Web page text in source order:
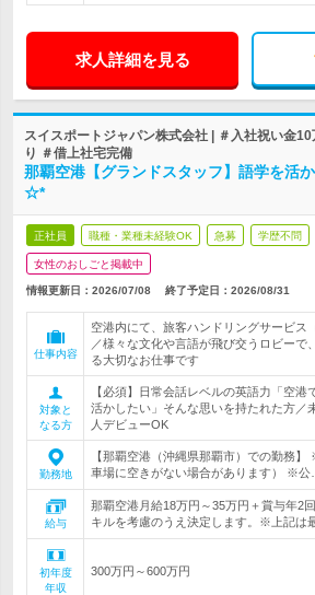
求人詳細を見る
スイスポートジャパン株式会社 | ＃入社祝い金
り ＃借上社宅完備
那覇空港【グランドスタッフ】語学を活
☆*
正社員 職種・業種未経験OK 急募 学歴不問
女性のおしごと掲載中
情報更新日：2026/07/08 終了予定日： 2026/08/31
仕事内容
空港内にて、旅客ハンドリングサービス
／様々な文化や言語が飛び交うロビーで
る大切なお仕事です
対象と
なる方
【必須】日常会話レベルの英語力「空港
活かしたい」そんな思いを持たれた方／
人デビューOK
勤務地
【那覇空港（沖縄県那覇市）での勤務
車場に空きがない場合があります） ※公…
給与
那覇空港月給18万円～35万円＋賞与年2
キルを考慮のうえ決定します。※上記は
初年度
年収
300万円～600万円